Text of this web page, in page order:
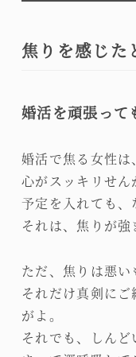
焦りを感じた
婚活を頑張って
婚活で焦る女性
心がスッキリせん
予定を入れても、
それは、焦りが強
ただ、焦りは悪い
それだけ真剣に
がよ。
それでも、しん